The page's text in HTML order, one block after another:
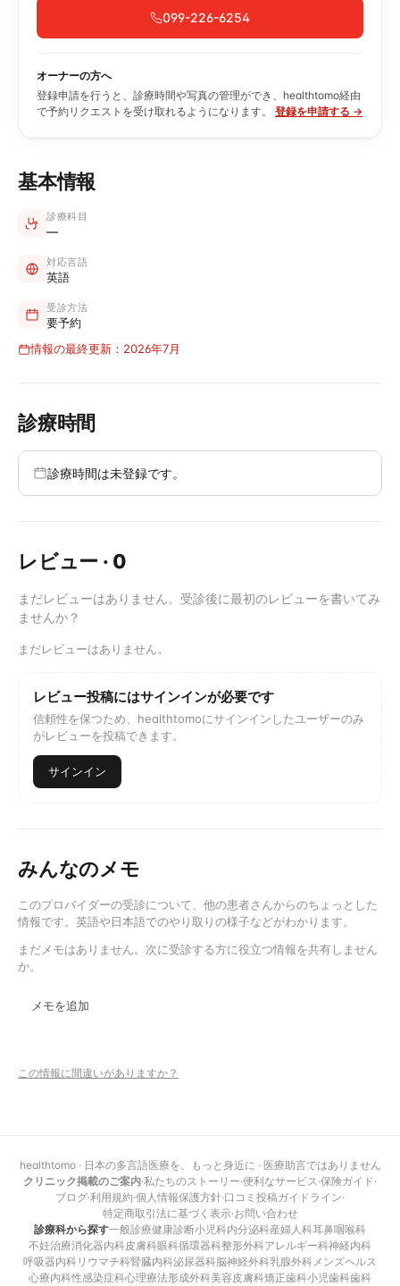
099-226-6254
オーナーの方へ
登録申請を行うと、診療時間や写真の管理ができ、healthtomo経由
で予約リクエストを受け取れるようになります。
登録を申請する →
基本情報
診療科目
—
対応言語
英語
受診方法
要予約
情報の最終更新：2026年7月
診療時間
診療時間は未登録です。
レビュー · 0
まだレビューはありません。受診後に最初のレビューを書いてみ
ませんか？
まだレビューはありません。
レビュー投稿にはサインインが必要です
信頼性を保つため、healthtomoにサインインしたユーザーのみ
がレビューを投稿できます。
サインイン
みんなのメモ
このプロバイダーの受診について、他の患者さんからのちょっとした
情報です。英語や日本語でのやり取りの様子などがわかります。
まだメモはありません。次に受診する方に役立つ情報を共有しません
か。
メモを追加
この情報に間違いがありますか？
healthtomo · 日本の多言語医療を、もっと身近に · 医療助言ではありません
クリニック掲載のご案内·私たちのストーリー·便利なサービス·保険ガイド·
ブログ·利用規約·個人情報保護方針·口コミ投稿ガイドライン·
特定商取引法に基づく表示·お問い合わせ
診療科から探す一般診療健康診断小児科内分泌科産婦人科耳鼻咽喉科
不妊治療消化器内科皮膚科眼科循環器科整形外科アレルギー科神経内科
呼吸器内科 リウマチ科腎臓内科泌尿器科脳神経外科乳腺外科メンズヘルス
心療内科性感染症科心理療法形成外科美容皮膚科矯正歯科小児歯科歯科